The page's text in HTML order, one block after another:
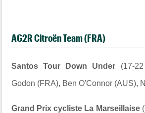
AG2R Citroën Team (FRA)
Santos Tour Down Under (17-
Godon (FRA), Ben O'Connor (AUS),
Grand Prix cycliste La Marseillaise